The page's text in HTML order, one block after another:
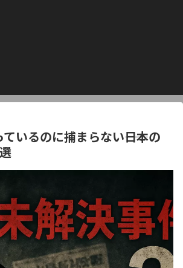
いるのに捕まらない――日本の